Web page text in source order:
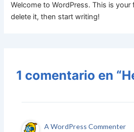
Welcome to WordPress. This is
delete it, then start writing!
1 comentario en
A WordPress Commenter